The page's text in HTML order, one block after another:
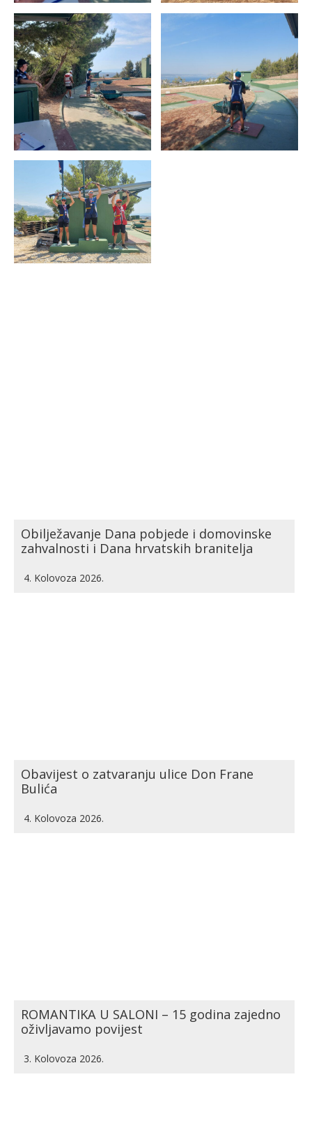
Obilježavanje Dana pobjede i domovinske
zahvalnosti i Dana hrvatskih branitelja
4. Kolovoza 2026.
Obavijest o zatvaranju ulice Don Frane
Bulića
4. Kolovoza 2026.
ROMANTIKA U SALONI – 15 godina zajedno
oživljavamo povijest
3. Kolovoza 2026.